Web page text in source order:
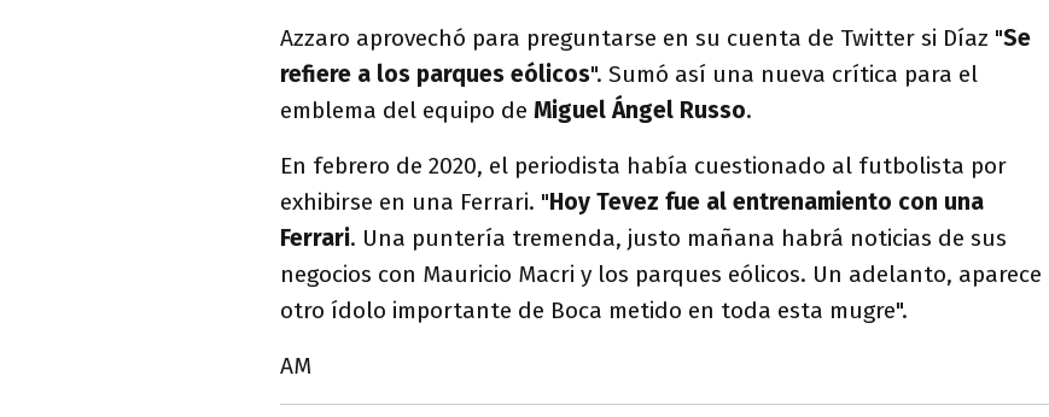
Azzaro aprovechó para preguntarse en su cuenta de Twitter si Díaz "Se
refiere a los parques eólicos". Sumó así una nueva crítica para el
emblema del equipo de Miguel Ángel Russo.
En febrero de 2020, el periodista había cuestionado al futbolista por
exhibirse en una Ferrari. "Hoy Tevez fue al entrenamiento con una
Ferrari. Una puntería tremenda, justo mañana habrá noticias de sus
negocios con Mauricio Macri y los parques eólicos. Un adelanto, aparece
otro ídolo importante de Boca metido en toda esta mugre".
AM